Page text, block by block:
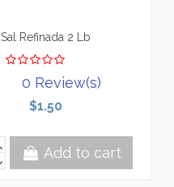
Sal Refinada 2 Lb
0 Review(s)
$1.50
Add to cart